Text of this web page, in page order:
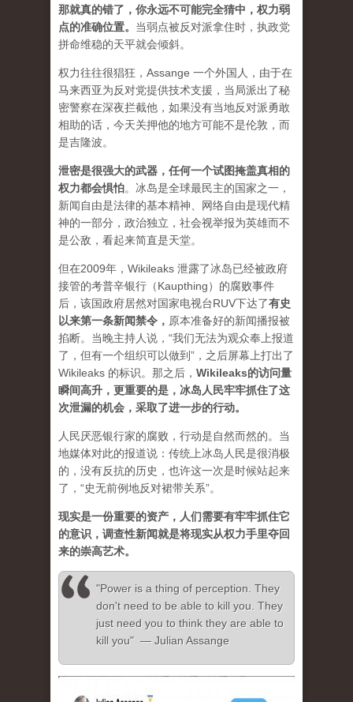
那就真的错了，你永远不可能完全猜中，权力弱
点的准确位置。 当弱点被反对派拿住时，执政党
拼命维稳的天平就会倾斜。
权力往往很猖狂，Assange 一个外国人，由于在
马来西亚为反对党提供技术支援，当局派出了秘
密警察在深夜拦截他，如果没有当地反对派勇敢
相助的话，今天关押他的地方可能不是伦敦，而
是吉隆波。
泄密是很强大的武器，任何一个试图掩盖真相的
权力都会惧怕。 冰岛是全球最民主的国家之一，
新闻自由是法律的基本精神、网络自由是现代精
神的一部分，政治独立，社会视举报为英雄而不
是公敌，看起来简直是天堂。
但在2009年，Wikileaks 泄露了冰岛已经被政府
接管的考普辛银行（Kaupthing）的腐败事件
后，该国政府居然对国家电视台RUV下达了有史
以来第一条新闻禁令 ， 原本准备好的新闻播报被
掐断。当晚主持人说，“我们无法为观众奉上报道
了，但有一个组织可以做到”，之后屏幕上打出了
Wikileaks 的标识。那之后， Wikileaks的访问量
瞬间高升，更重要的是，冰岛人民牢牢抓住了这
次泄漏的机会，采取了进一步的行动。
人民厌恶银行家的腐败，行动是自然而然的。当
地媒体对此的报道说：传统上冰岛人民是很消极
的，没有反抗的历史，也许这一次是时候站起来
了，“史无前例地反对裙带关系”。
现实是一份重要的资产，人们需要有牢牢抓住它
的意识，调查性新闻就是将现实从权力手里夺回
来的崇高艺术。
"Power is a thing of perception. They
don't need to be able to kill you. They
just need you to think they are able to
kill you" — Julian Assange